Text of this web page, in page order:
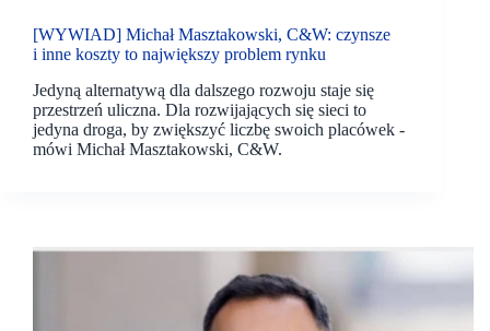
[WYWIAD] Michał Masztakowski, C&W: czynsze
i inne koszty to największy problem rynku
Jedyną alternatywą dla dalszego rozwoju staje się
przestrzeń uliczna. Dla rozwijających się sieci to
jedyna droga, by zwiększyć liczbę swoich placówek -
mówi Michał Masztakowski, C&W.